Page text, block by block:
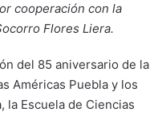
cooperación con la
Flores Liera.
del 85 aniversario de la
Américas Puebla y los
la Escuela de Ciencias